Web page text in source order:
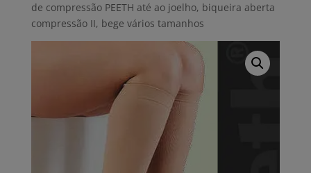
de compressão PEETH até ao joelho, biqueira aberta
compressão II, bege vários tamanhos